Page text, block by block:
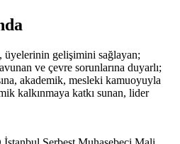
gelişimini sağlayan;
ve çevre sorunlarına duyarlı;
akademik, mesleki kamuoyuyla
kalkınmaya katkı sunan, lider